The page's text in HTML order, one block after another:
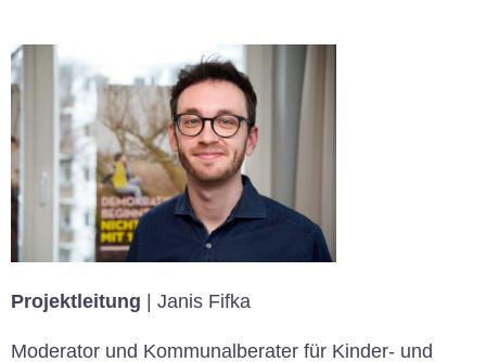
Projektleitung | Janis Fifka
Moderator und Kommunalberater für Kinder- und